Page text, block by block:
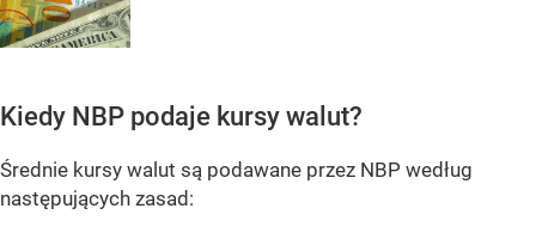
Kiedy NBP podaje kursy walut?
Średnie kursy walut są podawane przez NBP według
następujących zasad: